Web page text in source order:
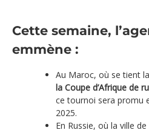
Cette semaine,
emmène :
Au Maroc, où se tient la
la Coupe d’Afrique de
ce tournoi sera promu
2025.
En Russie, où la ville de